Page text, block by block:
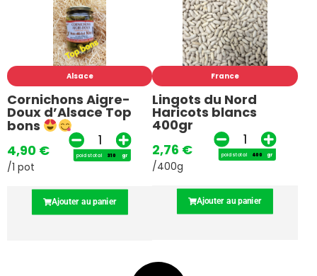
Alsace
Cornichons Aigre-
Doux d’Alsace Top
bons
4,90 €
/1 pot
poids total gr
Ajouter au panier
France
Lingots du Nord
Haricots blancs
400gr
2,76 €
/400g
poids total gr
Ajouter au panier